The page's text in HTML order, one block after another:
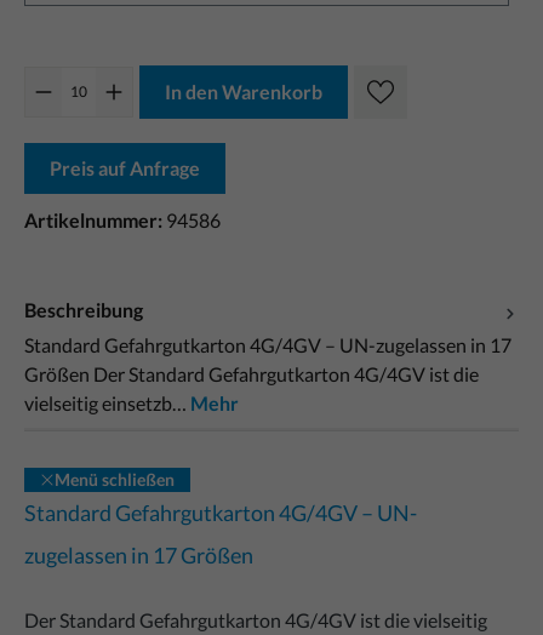
In den Warenkorb
Preis auf Anfrage
Artikelnummer: 94586
Beschreibung
Standard Gefahrgutkarton 4G/4GV – UN-zugelassen in 17
Größen Der Standard Gefahrgutkarton 4G/4GV ist die
vielseitig einsetzb… Mehr
Menü schließen
Standard Gefahrgutkarton 4G/4GV – UN-
zugelassen in 17 Größen
Der Standard Gefahrgutkarton 4G/4GV ist die vielseitig